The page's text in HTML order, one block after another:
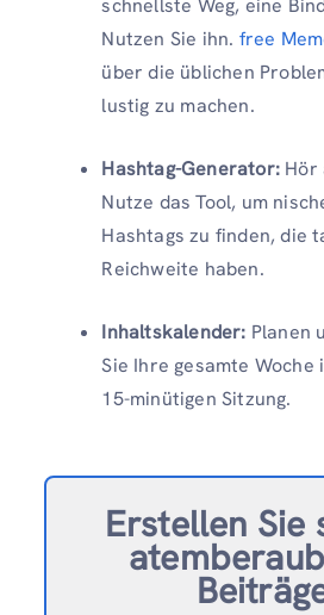
schnellste Weg, eine
Nutzen Sie ihn. free
über die üblichen
lustig zu machen.
Hashtag-Generator: Hör
Nutze das Tool, um
Hashtags zu finden, die
Reichweite haben.
Inhaltskalender: Planen
Sie Ihre gesamte Woche
15-minütigen Sitzung.
Erstellen Sie